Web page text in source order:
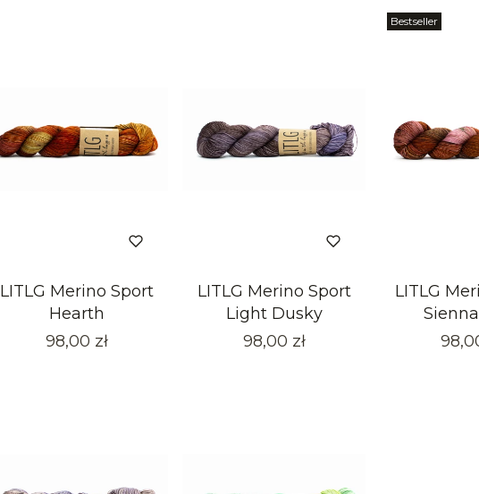
LITLG Merino Sport
Hearth
Cena
98,00 zł
LITLG Merino Sport
Light Dusky
Cena
98,00 zł
Bestseller
LITLG